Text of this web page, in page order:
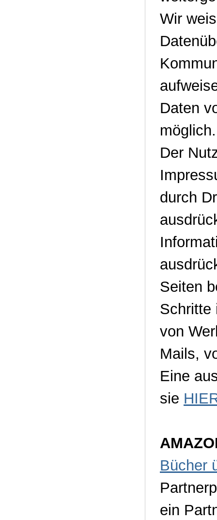
Wir
Daten
möglich.
Der
durch
Seiten
Schritte
von
Mails,
Eine
sie
Bücher
ein